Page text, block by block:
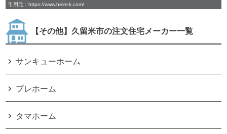
引用元：https://www.heim-k.com/
【その他】久留米市の注文住宅メーカー一覧
サンキューホーム
プレホーム
タマホーム